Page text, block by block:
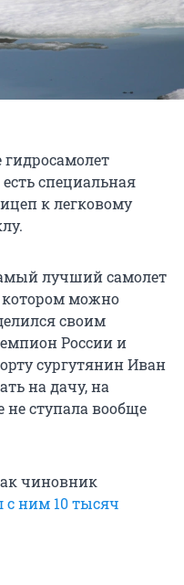
гидросамолет
специальная
к легковому
лучший самолет
котором можно
своим
России и
сургутянин Иван
на дачу, на
не ступала вообще
чиновник
с ним 10 тысяч